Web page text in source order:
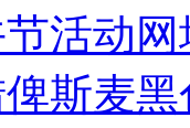
活动
斯麦